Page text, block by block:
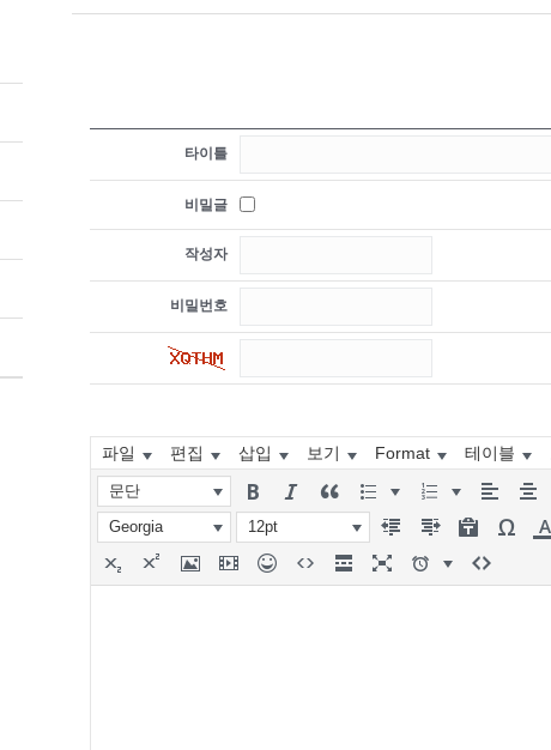
타이틀
비밀글
작성자
비밀번호
파일 편집 삽입 보기 Format 테이블
문단
Georgia
12pt